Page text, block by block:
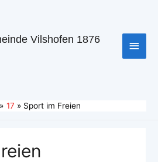
Vilshofen 1876
17 Sport im Freien